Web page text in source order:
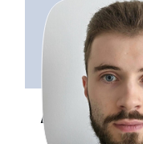
Andreas